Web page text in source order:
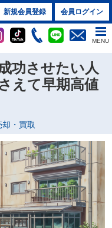
新規会員登録 会員ログイン
MENU
功させたい人
えて早期高値
・買取